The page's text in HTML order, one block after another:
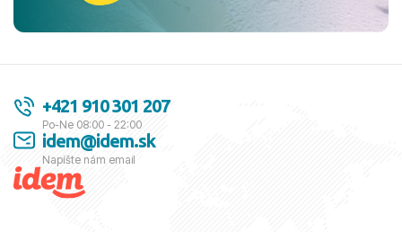
+421 910 301 207
Po-Ne 08:00 - 22:00
idem@idem.sk
Napíšte nám email